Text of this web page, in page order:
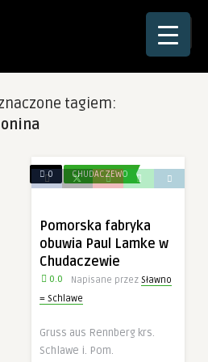
☰
tagiem:
0 CHUDACZEWO
Pomorska fabryka
obuwia Paul Lamke w
Chudaczewie
0.0 Napisane przez Sławno
= Schlawe
Gruss aus Rennberg krs.
Schlawe i. Pom.